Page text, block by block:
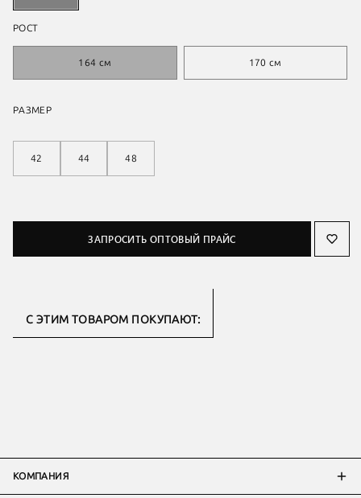
РОСТ
164 см 170 см
РАЗМЕР
42 44 48
ЗАПРОСИТЬ ОПТОВЫЙ ПРАЙС
С ЭТИМ ТОВАРОМ ПОКУПАЮТ:
КОМПАНИЯ